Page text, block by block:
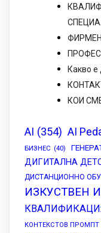
Какво е
КОИ
AI (354) AI
БИЗНЕС (40)
ДИГИТАЛНА
ДИСТАНЦИОННО
ИЗКУСТВЕН
КОНТЕКСТОВ ПРОМПТ